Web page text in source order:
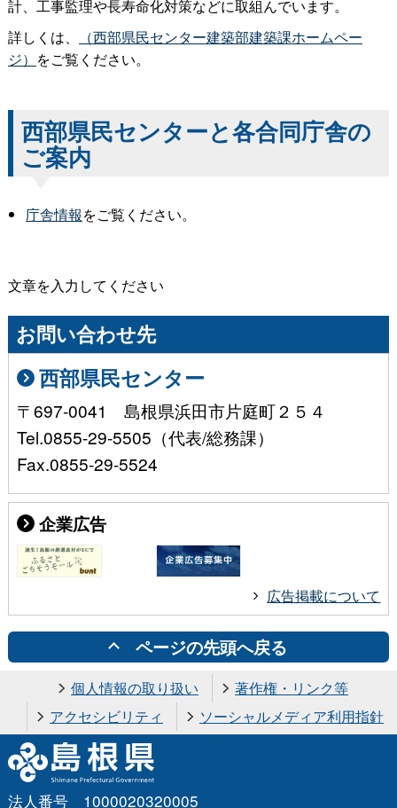
計、工事監理や長寿命化対策などに取組んでいます。
詳しくは、
（西部県民センター建築部建築課ホームペー
ジ） をご覧ください。
西部県民センターと各合同庁舎の
ご案内
庁舎情報をご覧ください。
文章を入力してください
お問い合わせ先
西部県民センター
〒697-0041 島根県浜田市片庭町２５４
Tel.0855-29-5505（代表/総務課）
Fax.0855-29-5524
企業広告
広告掲載について
ページの先頭へ戻る
個人情報の取り扱い
著作権・リンク等
アクセシビリティ
ソーシャルメディア利用指針
法人番号 1000020320005